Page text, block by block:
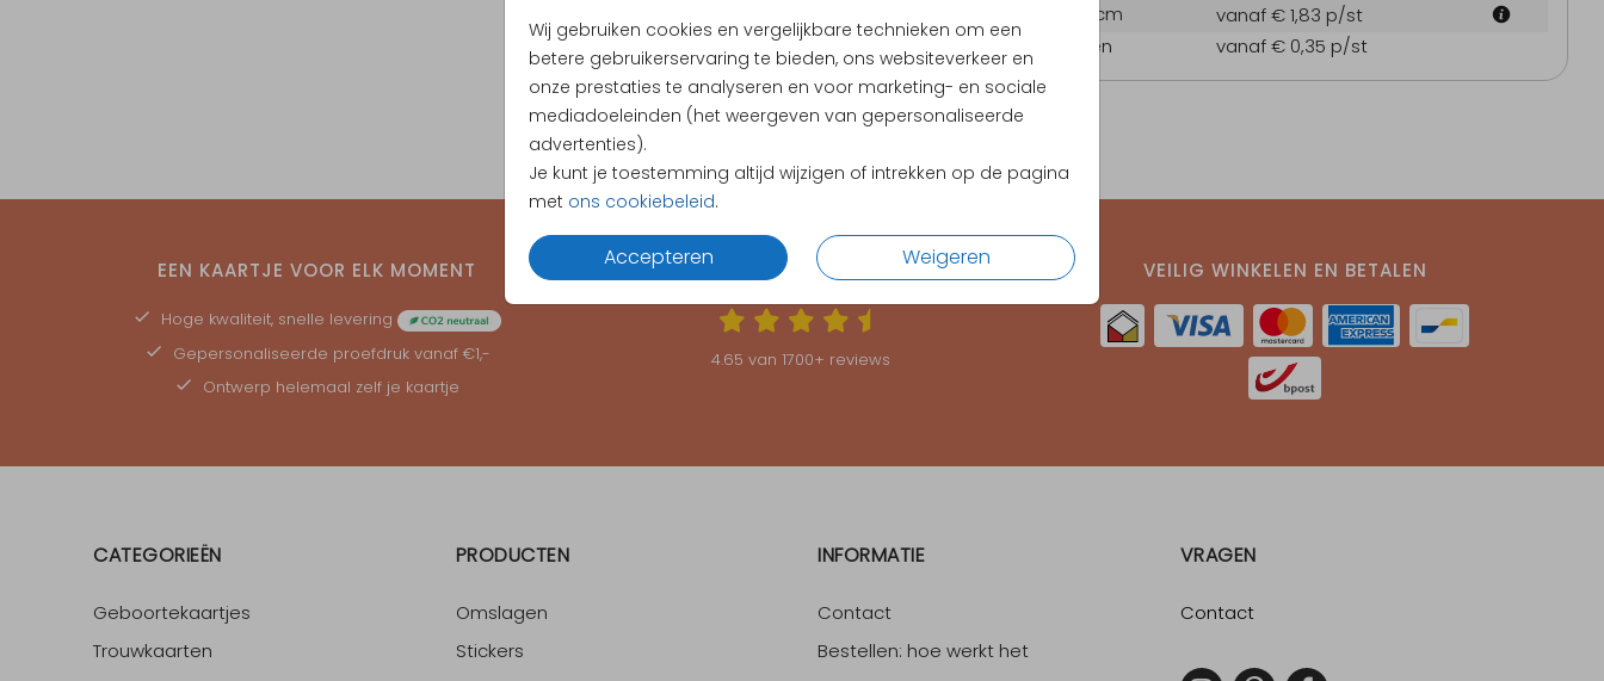
Wij gebruiken cookies en vergelijkbare technieken om een
betere gebruikerservaring te bieden, ons websiteverkeer en
onze prestaties te analyseren en voor marketing- en sociale
mediadoeleinden (het weergeven van gepersonaliseerde
advertenties).
Je kunt je toestemming altijd wijzigen of intrekken op de pagina
met ons cookiebeleid.
Accepteren Weigeren
14.4 × 21.6 cm
vanaf € 1,83 p/st
Enveloppen
vanaf € 0,35 p/st
EEN KAARTJE VOOR ELK MOMENT
Hoge kwaliteit, snelle levering
Gepersonaliseerde proefdrukvanaf €1,-
Ontwerp helemaal zelf je kaartje
KLANTEN BEOORDELEN ONS MET EEN4.65
4.65 van 1700+ reviews
VEILIG WINKELEN EN BETALEN
CATEGORIEËN
Geboortekaartjes
Trouwkaarten
PRODUCTEN
Omslagen
Stickers
INFORMATIE
Contact
Bestellen: hoe werkt het
VRAGEN
Contact